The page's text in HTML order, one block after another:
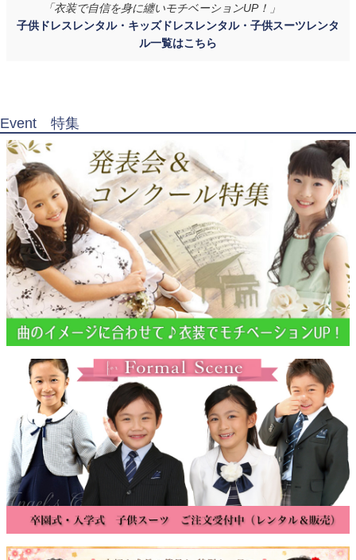
「衣装で自信を身に纏いモチベーションUP！」
子供ドレスレンタル・キッズドレスレンタル・子供スーツレンタ
ル一覧はこちら
Event 特集